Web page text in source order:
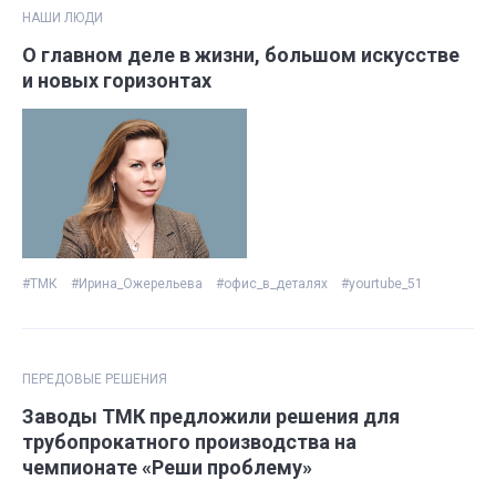
НАШИ ЛЮДИ
О главном деле в жизни, большом искусстве
и новых горизонтах
#ТМК #Ирина_Ожерельева #офис_в_деталях #yourtube_51
ПЕРЕДОВЫЕ РЕШЕНИЯ
Заводы ТМК предложили решения для
трубопрокатного производства на
чемпионате «Реши проблему»